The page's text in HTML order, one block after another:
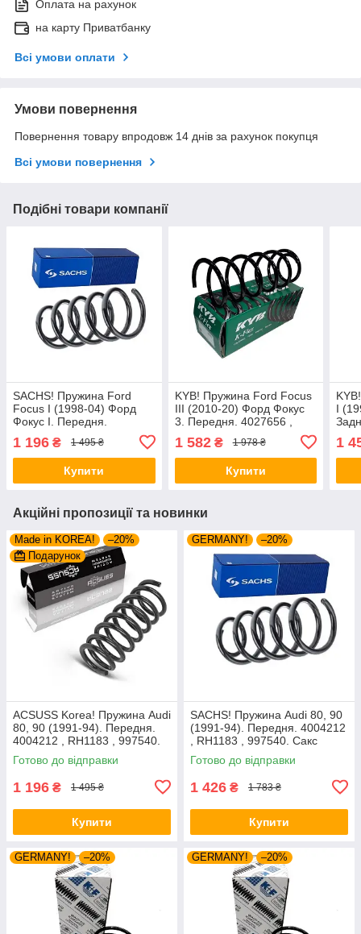
Оплата на рахунок
на карту Приватбанку
Всі умови оплати
Умови повернення
Повернення товару впродовж 14 днів за рахунок покупця
Всі умови повернення
Подібні товари компанії
SACHS! Пружина Ford
Focus I (1998-04) Форд
Фокус I. Передня.
998120. Сакс
1 196 ₴ 1 495 ₴
Купити
KYB! Пружина Ford Focus
III (2010-20) Форд Фокус
3. Передня. 4027656 ,
1 582₴ 1 978 ₴
Купити
I
1
Акційні пропозиції та новинки
Made in KOREA!
–20%
Подарунок
ACSUSS Korea! Пружина Audi
80, 90 (1991-94). Передня.
4004212 , RH1183 , 997540.
Аксусс Корея
Готово до відправки
1 196 ₴ 1 495 ₴
Купити
GERMANY! –20%
SACHS! Пружина Audi 80, 90
(1991-94). Передня. 4004212
, RH1183 , 997540. Сакс
Готово до відправки
1 426 ₴ 1 783 ₴
Купити
GERMANY! –20% GERMANY! –20%